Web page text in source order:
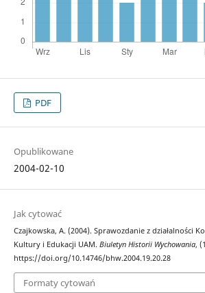
PDF
Opublikowane
2004-02-10
Jak cytować
Czajkowska, A. (2004). Sprawozdanie z działalności
Kultury i Edukacji UAM. Biuletyn Historii Wychowania,
https://doi.org/10.14746/bhw.2004.19.20.28
Formaty cytowań